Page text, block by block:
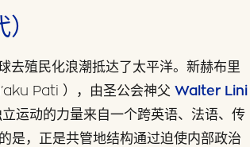
去殖民化浪潮抵达了太平洋。新赫布里
Pati ），由圣公会神父 Walter Lini
运动的力量来自一个跨英语、法语、传
是，正是共管地结构通过迫使内部政治